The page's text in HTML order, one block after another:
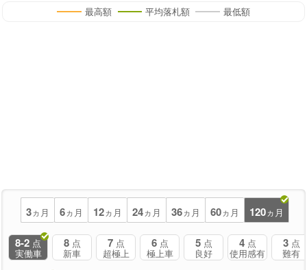
最高額 平均落札額 最低額
3ヵ月 6ヵ月 12ヵ月 24ヵ月 36ヵ月 60ヵ月 120ヵ月
8-2 点
実働車
8 点
新車
7 点
超極上
6 点
極上車
5 点
良好
4 点
使用感有
3 点
難有